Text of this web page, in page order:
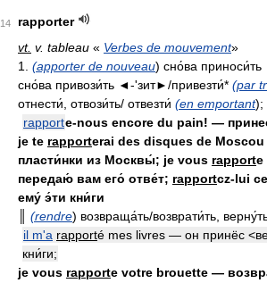
14
rapporter
vt. v. tableau « Verbes de mouvement»
1. (apporter de nouveau) сно́ва
сно́ва привози́ть ◄-'зит►/привезти́* (par
отнести́, отвози́ть/ отвезти́ (en emportant);
rapporte-nous encore du pain! —
je te rapporterai des disques de
пласти́нки из Москвы́; je vous rapporte
передаю́ вам его́ отве́т; rapportcz-lui
ему́ э́ти кни́ги
(rendre) возвраща́ть/возврати́ть,
il m'a rapporté mes livres — он принёс
кни́ги;
je vous rapporte votre brouette —